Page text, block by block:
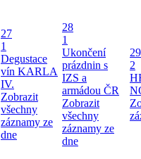
27
1
Degustace
vín KARLA
IV.
Zobrazit
všechny
záznamy ze
dne
28
1
Ukončení
prázdnin s
IZS a
armádou ČR
Zobrazit
všechny
záznamy ze
dne
29
2